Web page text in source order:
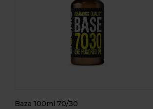
Baza 100ml 70/30